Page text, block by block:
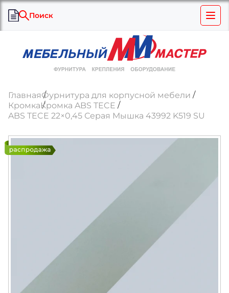
Поиск
ГлавнаяФурнитура для корпусной мебели
КромкаКромка ABS TECE
ABS TECE 22×0,45 Серая Мышка 43992 K519 SU